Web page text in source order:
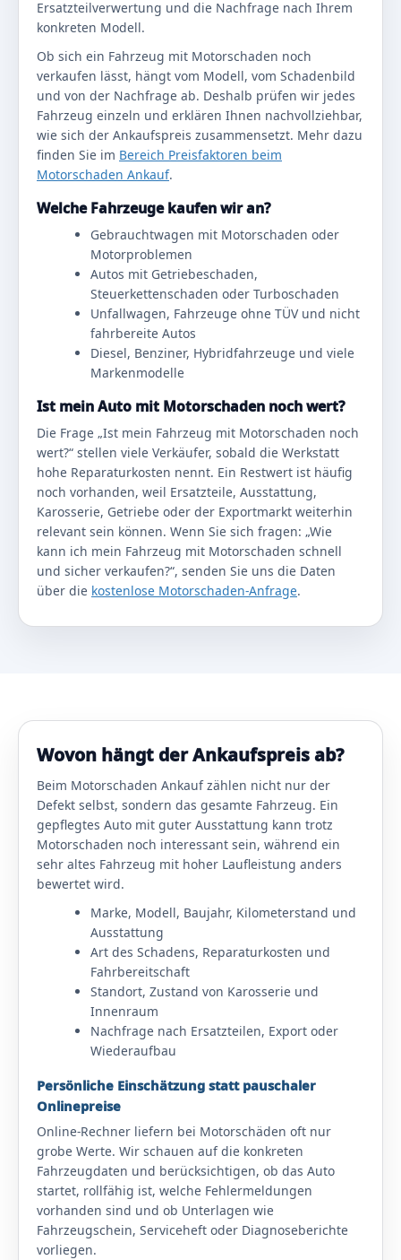
Ersatzteilverwertung und die Nachfrage nach Ihrem
konkreten Modell.
Ob sich ein Fahrzeug mit Motorschaden noch
verkaufen lässt, hängt vom Modell, vom Schadenbild
und von der Nachfrage ab. Deshalb prüfen wir jedes
Fahrzeug einzeln und erklären Ihnen nachvollziehbar,
wie sich der Ankaufspreis zusammensetzt. Mehr dazu
finden Sie im Bereich Preisfaktoren beim
Motorschaden Ankauf.
Welche Fahrzeuge kaufen wir an?
Gebrauchtwagen mit Motorschaden oder
Motorproblemen
Autos mit Getriebeschaden,
Steuerkettenschaden oder Turboschaden
Unfallwagen, Fahrzeuge ohne TÜV und nicht
fahrbereite Autos
Diesel, Benziner, Hybridfahrzeuge und viele
Markenmodelle
Ist mein Auto mit Motorschaden noch wert?
Die Frage „Ist mein Fahrzeug mit Motorschaden noch
wert?“ stellen viele Verkäufer, sobald die Werkstatt
hohe Reparaturkosten nennt. Ein Restwert ist häufig
noch vorhanden, weil Ersatzteile, Ausstattung,
Karosserie, Getriebe oder der Exportmarkt weiterhin
relevant sein können. Wenn Sie sich fragen: „Wie
kann ich mein Fahrzeug mit Motorschaden schnell
und sicher verkaufen?“, senden Sie uns die Daten
über die kostenlose Motorschaden-Anfrage.
Wovon hängt der Ankaufspreis ab?
Beim Motorschaden Ankauf zählen nicht nur der
Defekt selbst, sondern das gesamte Fahrzeug. Ein
gepflegtes Auto mit guter Ausstattung kann trotz
Motorschaden noch interessant sein, während ein
sehr altes Fahrzeug mit hoher Laufleistung anders
bewertet wird.
Marke, Modell, Baujahr, Kilometerstand und
Ausstattung
Art des Schadens, Reparaturkosten und
Fahrbereitschaft
Standort, Zustand von Karosserie und
Innenraum
Nachfrage nach Ersatzteilen, Export oder
Wiederaufbau
Persönliche Einschätzung statt pauschaler
Onlinepreise
Online-Rechner liefern bei Motorschäden oft nur
grobe Werte. Wir schauen auf die konkreten
Fahrzeugdaten und berücksichtigen, ob das Auto
startet, rollfähig ist, welche Fehlermeldungen
vorhanden sind und ob Unterlagen wie
Fahrzeugschein, Serviceheft oder Diagnoseberichte
vorliegen.